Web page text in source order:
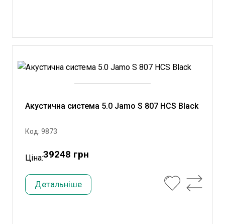
Акустична система 5.0 Jamo S 807 HCS Black
Код: 9873
Ціна:39248 грн
Детальніше